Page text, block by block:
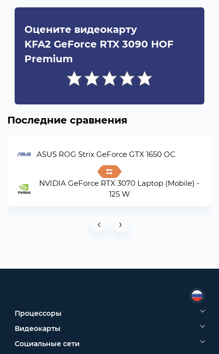
Оцените видеокарту
KFA2 GeForce RTX 3090 HOF
Premium
Последние сравнения
ASUS ROG Strix GeForce GTX 1650 OC
NVIDIA GeForce RTX 3070 Laptop (Mobile) -
125 W
‹ ›
Процессоры
Видеокарты
Социальные сети